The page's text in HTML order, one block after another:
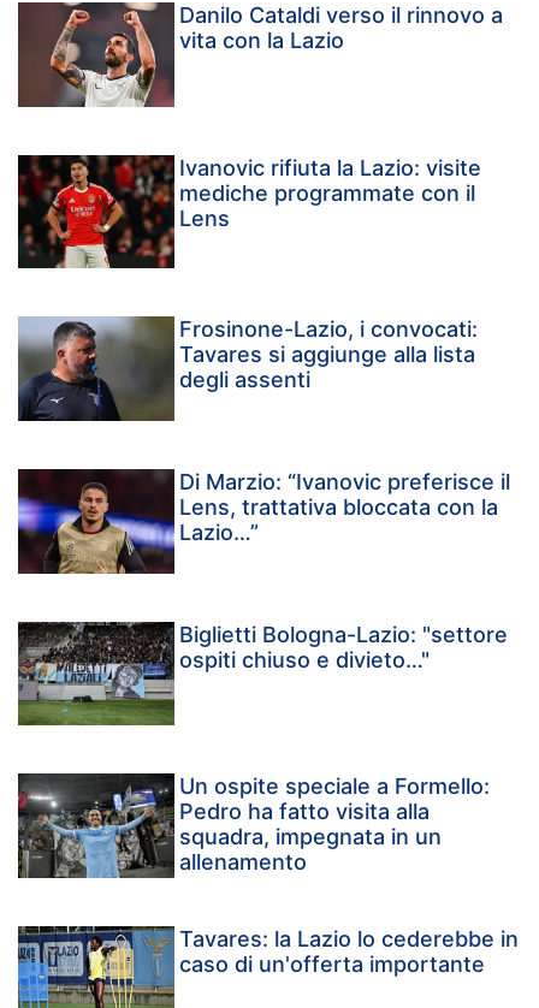
Danilo Cataldi verso il rinnovo a
vita con la Lazio
Ivanovic rifiuta la Lazio: visite
mediche programmate con il
Lens
Frosinone-Lazio, i convocati:
Tavares si aggiunge alla lista
degli assenti
Di Marzio: “Ivanovic preferisce il
Lens, trattativa bloccata con la
Lazio…”
Biglietti Bologna-Lazio: "settore
ospiti chiuso e divieto…"
Un ospite speciale a Formello:
Pedro ha fatto visita alla
squadra, impegnata in un
allenamento
Tavares: la Lazio lo cederebbe in
caso di un'offerta importante